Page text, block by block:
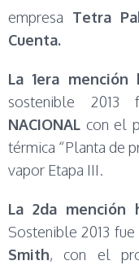
empresa Tetra
Cuenta.
La 1era mención
sostenible
NACIONAL con el
térmica “Planta de
vapor Etapa III.
La 2da mención
Sostenible 2013
Smith, con el